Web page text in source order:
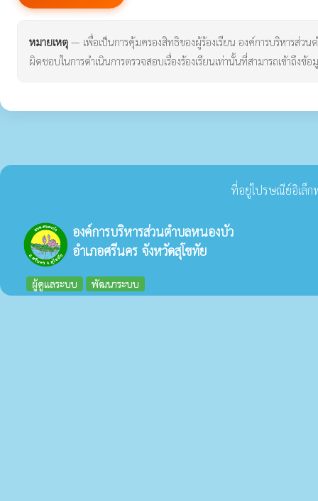
หมายเหตุ — เพื่อเป็นการคุ้มครองสิทธิของผู้ร้องเรียน องค์การบริหารส่
ผิดชอบในการดำเนินการตรวจสอบเรื่องร้องเรียนเท่านั้นที่สามารถเข้าถึงข้อ
ที่อยู่ไปรษณีย์อิเล็ก
องค์การบริหารส่วนตำบลหนองบัว
อำเภอศรีนคร จังหวัดสุโขทัย
ผู้ดูแลระบบ พัฒนาระบบ